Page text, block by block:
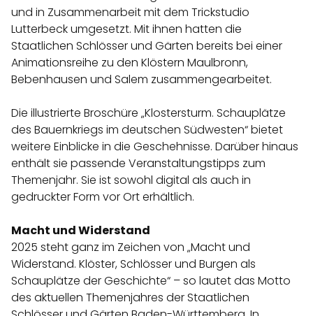
und in Zusammenarbeit mit dem Trickstudio
Lutterbeck umgesetzt. Mit ihnen hatten die
Staatlichen Schlösser und Gärten bereits bei einer
Animationsreihe zu den Klöstern Maulbronn,
Bebenhausen und Salem zusammengearbeitet.
Die illustrierte Broschüre „Klostersturm. Schauplätze
des Bauernkriegs im deutschen Südwesten“ bietet
weitere Einblicke in die Geschehnisse. Darüber hinaus
enthält sie passende Veranstaltungstipps zum
Themenjahr. Sie ist sowohl digital als auch in
gedruckter Form vor Ort erhältlich.
Macht und Widerstand
2025 steht ganz im Zeichen von „Macht und
Widerstand. Klöster, Schlösser und Burgen als
Schauplätze der Geschichte“ – so lautet das Motto
des aktuellen Themenjahres der Staatlichen